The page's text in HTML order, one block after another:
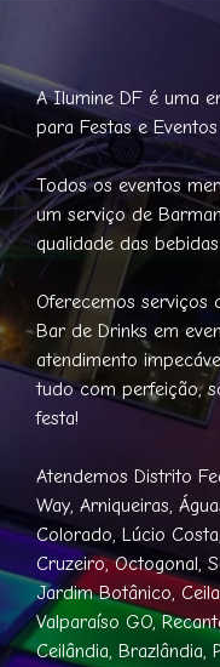
A Ilumine DF é uma
para Festas e
Todos os eventos
um serviço de
qualidade das
Oferecemos
Bar de Drinks em
atendimento
tudo com perfeição,
festa!
Atendemos Distrito
Way, Arniqueiras,
Colorado, Lúcio
Cruzeiro, Octogonal,
Jardim Botânico,
Valparaíso GO,
Ceilândia, Brazlândia,